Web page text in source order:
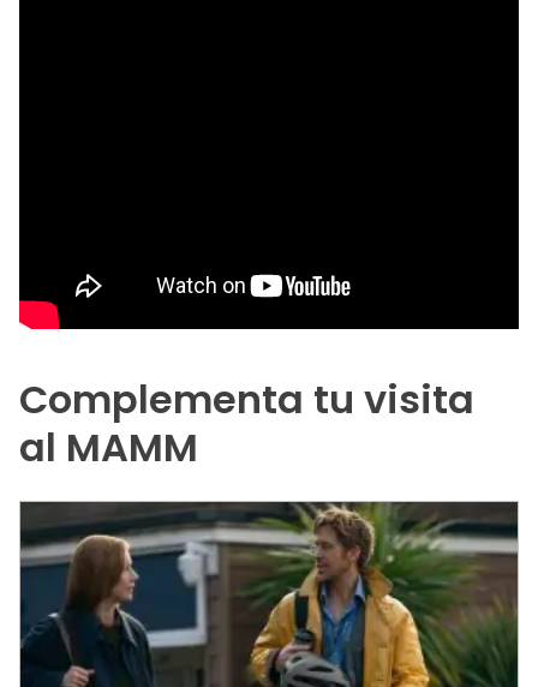
Complementa tu visita
al MAMM